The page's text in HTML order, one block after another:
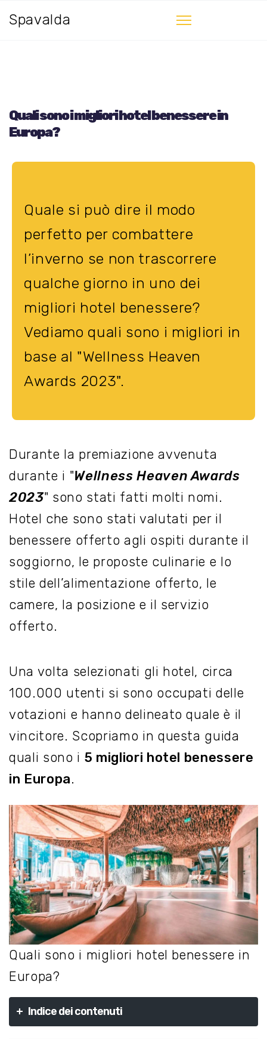
Spavalda
Quali sono i migliori hotel benessere in
Europa?
Quale si può dire il modo
perfetto per combattere
l’inverno se non trascorrere
qualche giorno in uno dei
migliori hotel benessere?
Vediamo quali sono i migliori in
base al "Wellness Heaven
Awards 2023".
Durante la premiazione avvenuta
durante i "Wellness Heaven Awards
2023" sono stati fatti molti nomi.
Hotel che sono stati valutati per il
benessere offerto agli ospiti durante il
soggiorno, le proposte culinarie e lo
stile dell’alimentazione offerto, le
camere, la posizione e il servizio
offerto.
Una volta selezionati gli hotel, circa
100.000 utenti si sono occupati delle
votazioni e hanno delineato quale è il
vincitore. Scopriamo in questa guida
quali sono i 5 migliori hotel benessere
in Europa.
Quali sono i migliori hotel benessere in
Europa?
+ Indice dei contenuti